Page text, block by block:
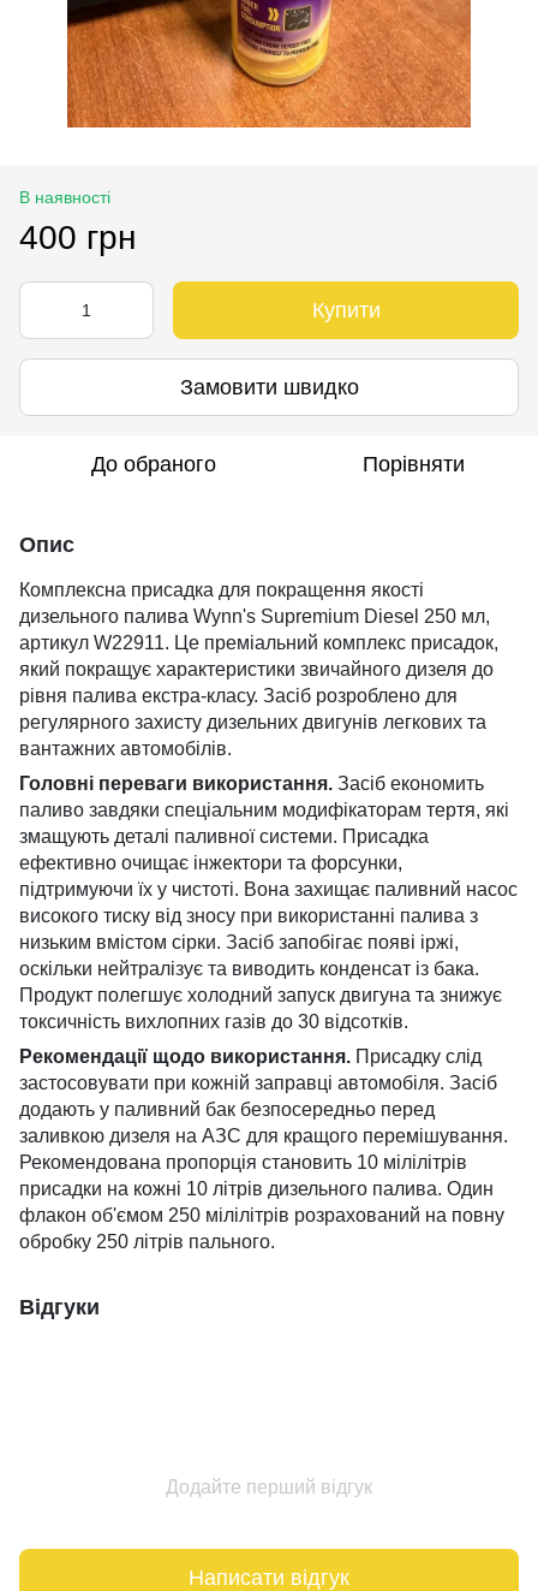
В наявності
400 грн
Купити
Замовити швидко
До обраного Порівняти
Опис
Комплексна присадка для покращення якості
дизельного палива Wynn's Supremium Diesel 250 мл,
артикул W22911. Це преміальний комплекс присадок,
який покращує характеристики звичайного дизеля до
рівня палива екстра-класу. Засіб розроблено для
регулярного захисту дизельних двигунів легкових та
вантажних автомобілів.
Головні переваги використання. Засіб економить
паливо завдяки спеціальним модифікаторам тертя, які
змащують деталі паливної системи. Присадка
ефективно очищає інжектори та форсунки,
підтримуючи їх у чистоті. Вона захищає паливний насос
високого тиску від зносу при використанні палива з
низьким вмістом сірки. Засіб запобігає появі іржі,
оскільки нейтралізує та виводить конденсат із бака.
Продукт полегшує холодний запуск двигуна та знижує
токсичність вихлопних газів до 30 відсотків.
Рекомендації щодо використання. Присадку слід
застосовувати при кожній заправці автомобіля. Засіб
додають у паливний бак безпосередньо перед
заливкою дизеля на АЗС для кращого перемішування.
Рекомендована пропорція становить 10 мілілітрів
присадки на кожні 10 літрів дизельного палива. Один
флакон об'ємом 250 мілілітрів розрахований на повну
обробку 250 літрів пального.
Відгуки
Додайте перший відгук
Написати відгук